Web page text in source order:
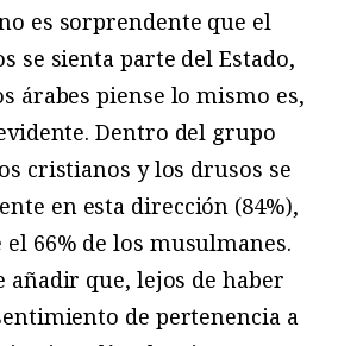
es sorprendente que el
se sienta parte del Estado,
árabes piense lo mismo es,
Dentro del grupo
cristianos y los drusos se
en esta dirección (84%),
66% de los musulmanes.
añadir que, lejos de haber
de pertenencia a